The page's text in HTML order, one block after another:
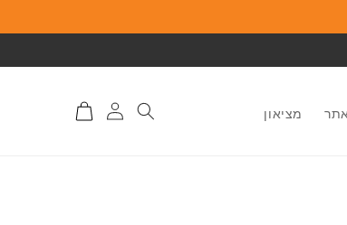
מציאון
התחברות
לאתר
סל
קניות